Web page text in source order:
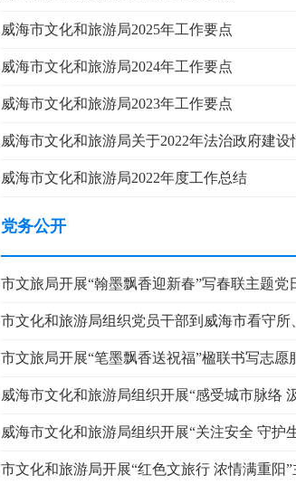
威海市文化和旅游局2025年工作要点
威海市文化和旅游局2024年工作要点
威海市文化和旅游局2023年工作要点
威海市文化和旅游局关于2022年法治政府建设
威海市文化和旅游局2022年度工作总结
党务公开
市文旅局开展“翰墨飘香迎新春”写春联主题党
市文化和旅游局组织党员干部到威海市看守
市文旅局开展“笔墨飘香送祝福”楹联书写志愿
威海市文化和旅游局组织开展“感受城市脉络
威海市文化和旅游局组织开展“关注安全 守护
市文化和旅游局开展“红色文旅行 浓情满重阳